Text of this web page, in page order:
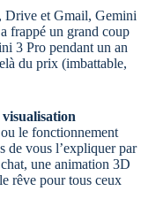
Drive et Gmail, Gemini
frappé un grand coup
3 Pro pendant un an
du prix (imbattable,
visualisation
le fonctionnement
de vous l’expliquer par
une animation 3D
rêve pour tous ceux